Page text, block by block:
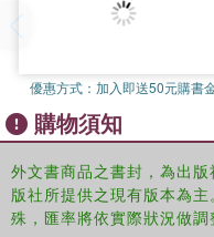
優惠方式： 加入即送50元購書
購物須知
外文書商品之書封，為出
版社所提供之現有版本為
殊，匯率將依實際狀況做調